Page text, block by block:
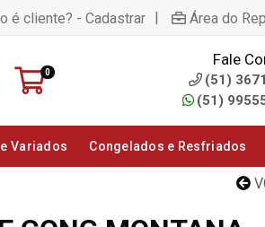
é cliente? - Cadastrar | Área do
0
Fale
(51)
(51)
Variados Congelados e Resfriados